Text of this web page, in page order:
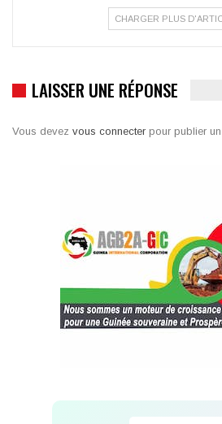
CHARGER PLUS
LAISSER UNE RÉPONSE
Vous devez vous connecter pour publier